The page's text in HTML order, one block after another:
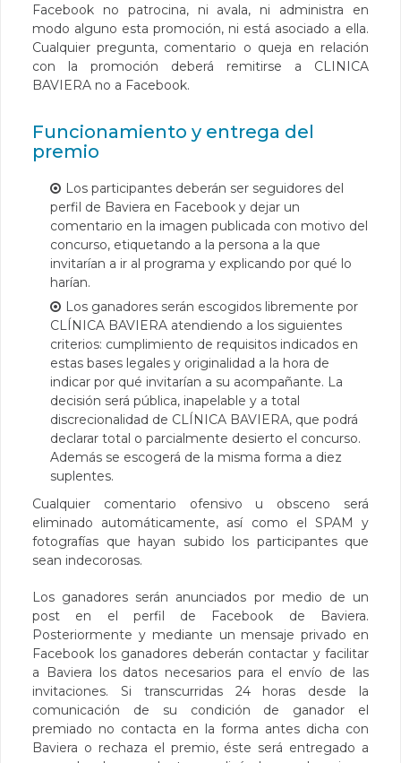
Facebook no patrocina, ni avala, ni administra en
modo alguno esta promoción, ni está asociado a ella.
Cualquier pregunta, comentario o queja en relación
con la promoción deberá remitirse a CLINICA
BAVIERA no a Facebook.
Funcionamiento y entrega del
premio
Los participantes deberán ser seguidores del
perfil de Baviera en Facebook y dejar un
comentario en la imagen publicada con motivo del
concurso, etiquetando a la persona a la que
invitarían a ir al programa y explicando por qué lo
harían.
Los ganadores serán escogidos libremente por
CLÍNICA BAVIERA atendiendo a los siguientes
criterios: cumplimiento de requisitos indicados en
estas bases legales y originalidad a la hora de
indicar por qué invitarían a su acompañante. La
decisión será pública, inapelable y a total
discrecionalidad de CLÍNICA BAVIERA, que podrá
declarar total o parcialmente desierto el concurso.
Además se escogerá de la misma forma a diez
suplentes.
Cualquier comentario ofensivo u obsceno será
eliminado automáticamente, así como el SPAM y
fotografías que hayan subido los participantes que
sean indecorosas.
Los ganadores serán anunciados por medio de un
post en el perfil de Facebook de Baviera.
Posteriormente y mediante un mensaje privado en
Facebook los ganadores deberán contactar y facilitar
a Baviera los datos necesarios para el envío de las
invitaciones. Si transcurridas 24 horas desde la
comunicación de su condición de ganador el
premiado no contacta en la forma antes dicha con
Baviera o rechaza el premio, éste será entregado a